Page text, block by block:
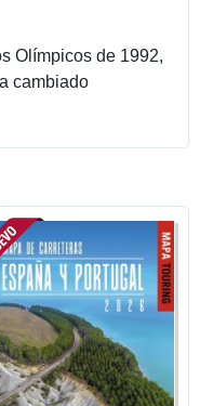
Olímpicos de 1992,
cambiado